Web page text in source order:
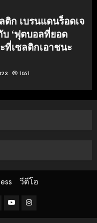
ติก เบรนแดนร็อดเจ
บ ‘ฟุตบอลที่ยอด
ที่เซลติกเอาชนะ
1051
วีดีโอ
YoutubeInstagram